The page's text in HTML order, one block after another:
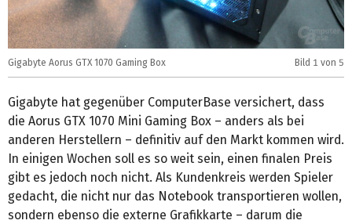
Gigabyte Aorus GTX 1070 Gaming Box Bild 1 von 5
Gigabyte hat gegenüber ComputerBase versichert, dass
die Aorus GTX 1070 Mini Gaming Box – anders als bei
anderen Herstellern – definitiv auf den Markt kommen wird.
In einigen Wochen soll es so weit sein, einen finalen Preis
gibt es jedoch noch nicht. Als Kundenkreis werden Spieler
gedacht, die nicht nur das Notebook transportieren wollen,
sondern ebenso die externe Grafikkarte – darum die